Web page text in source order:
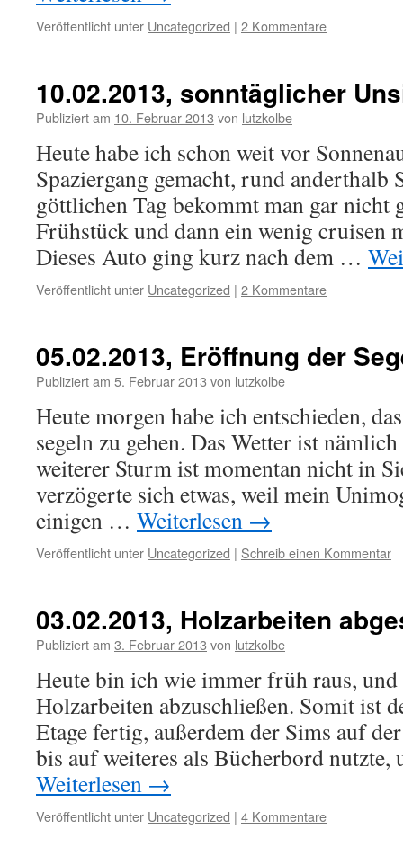
Veröffentlicht unter Uncategorized | 2 Kommentare
10.02.2013, sonntäglicher
Publiziert am 10. Februar 2013 von lutzkolbe
Heute habe ich schon weit vor
Spaziergang gemacht, rund anderthalb
göttlichen Tag bekommt man gar nicht
Frühstück und dann ein wenig cruisen
Dieses Auto ging kurz nach dem …
Veröffentlicht unter Uncategorized | 2 Kommentare
05.02.2013, Eröffnung der
Publiziert am 5. Februar 2013 von lutzkolbe
Heute morgen habe ich entschieden,
segeln zu gehen. Das Wetter ist
weiterer Sturm ist momentan nicht in
verzögerte sich etwas, weil mein
einigen … Weiterlesen →
Veröffentlicht unter Uncategorized | Schreib einen Kommentar
03.02.2013, Holzarbeiten
Publiziert am 3. Februar 2013 von lutzkolbe
Heute bin ich wie immer früh raus, und
Holzarbeiten abzuschließen. Somit ist
Etage fertig, außerdem der Sims auf
bis auf weiteres als Bücherbord
Weiterlesen →
Veröffentlicht unter Uncategorized | 4 Kommentare